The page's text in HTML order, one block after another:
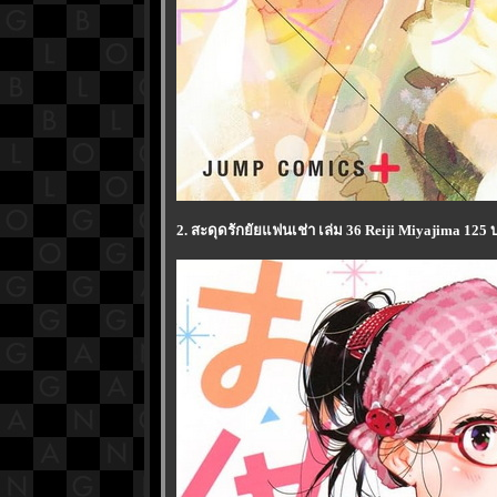
2. สะดุดรักยัยแฟนเช่า เล่ม 36 Reiji Miyajima 125